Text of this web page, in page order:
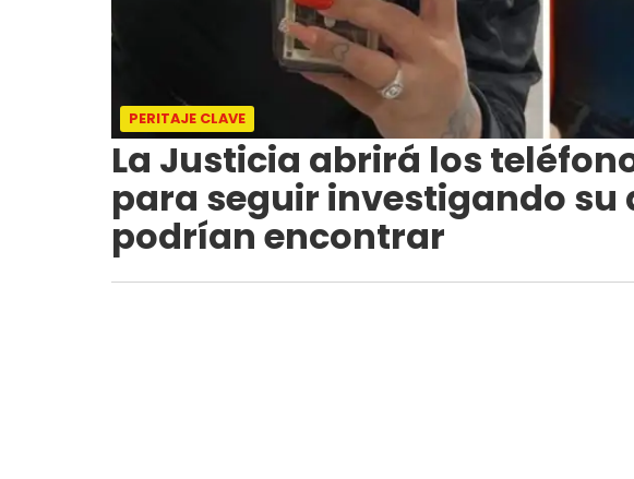
PERITAJE CLAVE
La Justicia abrirá los
para seguir investigando su
podrían encontrar